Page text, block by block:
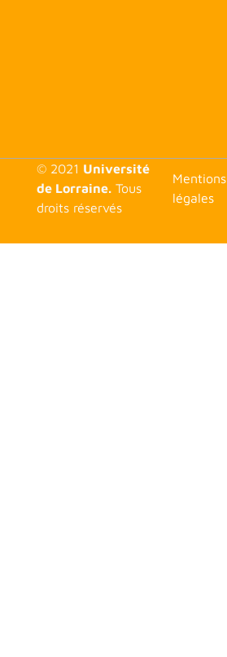
© 2021 Université
de Lorraine.Tous
droits réservés
<none>
Mentions
légales